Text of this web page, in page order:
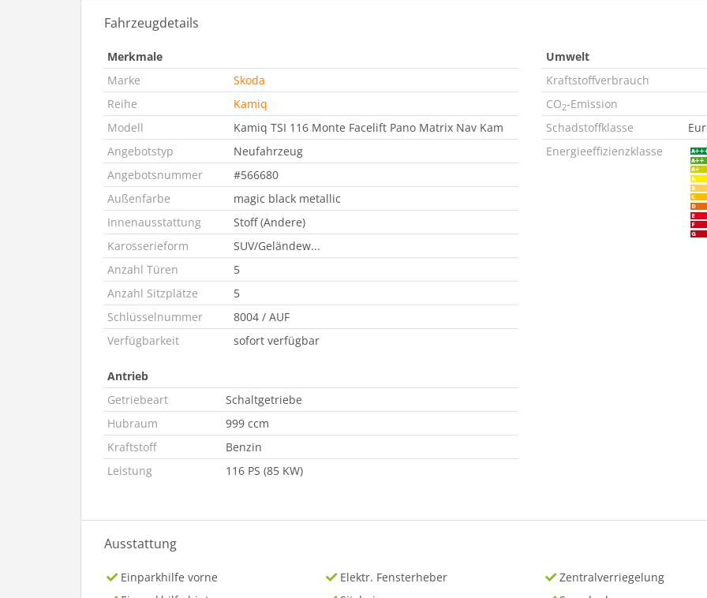
Fahrzeugdetails
Merkmale
Marke
Skoda
Reihe
Kamiq
Modell
Kamiq TSI 116 Monte Facelift Pano Matrix Nav Kam
Angebotstyp
Neufahrzeug
Angebotsnummer
#566680
Außenfarbe
magic black metallic
Innenausstattung
Stoff (Andere)
Karosserieform
SUV/Geländew...
Anzahl Türen
5
Anzahl Sitzplätze
5
Schlüsselnummer
8004 / AUF
Verfügbarkeit
sofort verfügbar
Antrieb
Getriebeart
Schaltgetriebe
Hubraum
999 ccm
Kraftstoff
Benzin
Leistung
116 PS (85 KW)
Umwelt
Kraftstoffverbrauch
CO2-Emission
Schadstoffklasse
Energieeffizienzklasse
Ausstattung
Einparkhilfe vorne
Elektr. Fensterheber
Zentralverriegelung